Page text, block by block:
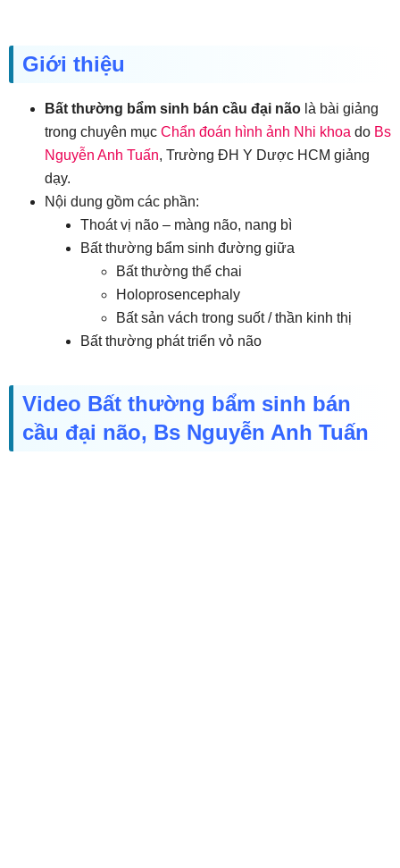
Giới thiệu
Bất thường bẩm sinh bán cầu đại não là bài giảng
trong chuyên mục Chẩn đoán hình ảnh Nhi khoa do Bs
Nguyễn Anh Tuấn, Trường ĐH Y Dược HCM giảng
dạy.
Nội dung gồm các phần:
Thoát vị não – màng não, nang bì
Bất thường bẩm sinh đường giữa
Bất thường thể chai
Holoprosencephaly
Bất sản vách trong suốt / thần kinh thị
Bất thường phát triển vỏ não
Video Bất thường bẩm sinh bán
cầu đại não, Bs Nguyễn Anh Tuấn